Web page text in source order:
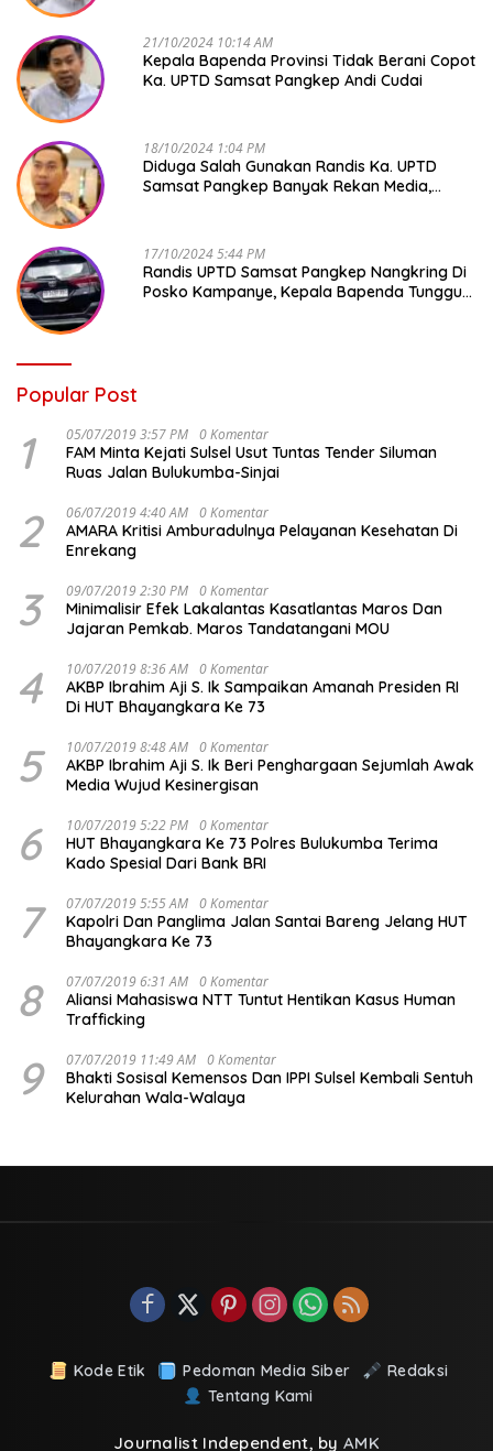
21/10/2024 10:14 AM
Kepala Bapenda Provinsi Tidak Berani Copot
Ka. UPTD Samsat Pangkep Andi Cudai
18/10/2024 1:04 PM
Diduga Salah Gunakan Randis Ka. UPTD
Samsat Pangkep Banyak Rekan Media,
17/10/2024 5:44 PM
Randis UPTD Samsat Pangkep Nangkring Di
Posko Kampanye, Kepala Bapenda Tunggu
Popular Post
1 05/07/2019 3:57 PM 0 Komentar
FAM Minta Kejati Sulsel Usut Tuntas Tender Siluman
Ruas Jalan Bulukumba-Sinjai
2 06/07/2019 4:40 AM 0 Komentar
AMARA Kritisi Amburadulnya Pelayanan Kesehatan Di
Enrekang
3 09/07/2019 2:30 PM 0 Komentar
Minimalisir Efek Lakalantas Kasatlantas Maros Dan
Jajaran Pemkab. Maros Tandatangani MOU
4 10/07/2019 8:36 AM 0 Komentar
AKBP Ibrahim Aji S. Ik Sampaikan Amanah Presiden RI
Di HUT Bhayangkara Ke 73
5 10/07/2019 8:48 AM 0 Komentar
AKBP Ibrahim Aji S. Ik Beri Penghargaan Sejumlah Awak
Media Wujud Kesinergisan
6 10/07/2019 5:22 PM 0 Komentar
HUT Bhayangkara Ke 73 Polres Bulukumba Terima
Kado Spesial Dari Bank BRI
7 07/07/2019 5:55 AM 0 Komentar
Kapolri Dan Panglima Jalan Santai Bareng Jelang HUT
Bhayangkara Ke 73
8 07/07/2019 6:31 AM 0 Komentar
Aliansi Mahasiswa NTT Tuntut Hentikan Kasus Human
Trafficking
9 07/07/2019 11:49 AM 0 Komentar
Bhakti Sosisal Kemensos Dan IPPI Sulsel Kembali Sentuh
Kelurahan Wala-Walaya
Kode Etik Pedoman Media Siber
Redaksi
Tentang Kami
Journalist Independent, byAMK